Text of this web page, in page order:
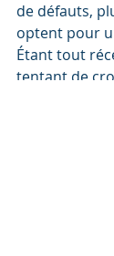
de défauts,
optent pour
Étant tout
tentant de